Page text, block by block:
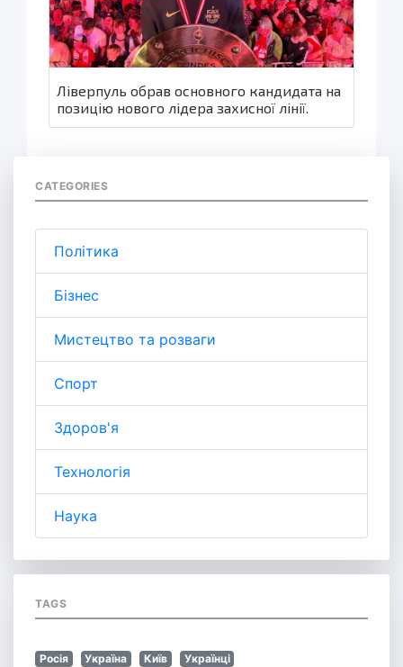
Ліверпуль обрав основного кандидата на
позицію нового лідера захисної лінії.
CATEGORIES
Політика
Бізнес
Мистецтво та розваги
Спорт
Здоров'я
Технологія
Наука
TAGS
Росія Україна Київ
Українці